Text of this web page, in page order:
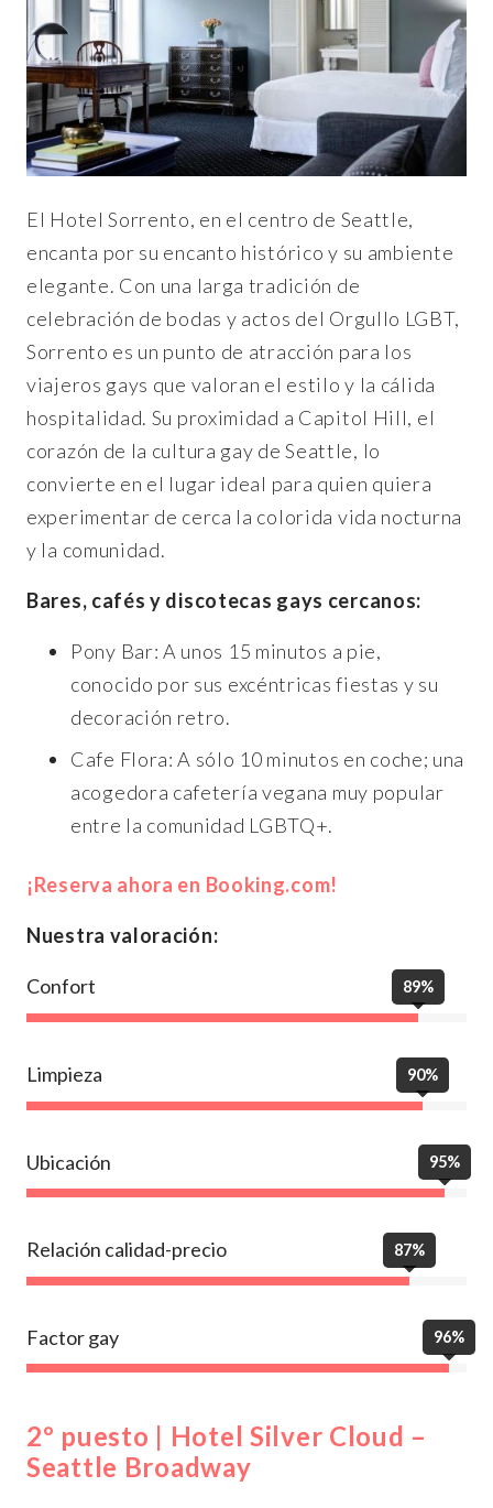
El Hotel Sorrento, en el centro de Seattle,
encanta por su encanto histórico y su ambiente
elegante. Con una larga tradición de
celebración de bodas y actos del Orgullo LGBT,
Sorrento es un punto de atracción para los
viajeros gays que valoran el estilo y la cálida
hospitalidad. Su proximidad a Capitol Hill, el
corazón de la cultura gay de Seattle, lo
convierte en el lugar ideal para quien quiera
experimentar de cerca la colorida vida nocturna
y la comunidad.
Bares, cafés y discotecas gays cercanos:
Pony Bar: A unos 15 minutos a pie,
conocido por sus excéntricas fiestas y su
decoración retro.
Cafe Flora: A sólo 10 minutos en coche; una
acogedora cafetería vegana muy popular
entre la comunidad LGBTQ+.
¡Reserva ahora en Booking.com!
Nuestra valoración:
Confort 89%
Limpieza 90%
Ubicación 95%
Relación calidad-precio 87%
Factor gay 96%
2º puesto | Hotel Silver Cloud –
Seattle Broadway